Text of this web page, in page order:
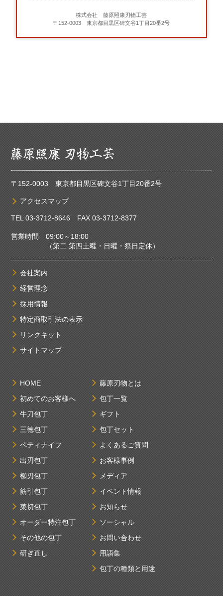
株式会社 藤原照康刃物工芸
〒152-0003 東京都目黒区碑文谷1丁目20番2号
〒152-0003 東京都目黒区碑文谷1丁目20番2号
アクセスマップ
TEL03-3712-8646FAX 03-3712-8377
営業時間 09:00～18:00
（第二 第四土曜・日曜・祭日定休）
会社案内
経営理念
採用情報
特定商取引法の表示
リンクキット
サイトマップ
HOME
初めてのお客様へ
牛刀包丁
三徳包丁
ペティナイフ
出刃包丁
柳刃包丁
筋引包丁
菜切包丁
オーダー特注包丁
その他の包丁
研ぎ直し
藤原刃物とは
包丁一覧
ギフト
包丁セット
よくあるご質問
お客様事例
メディア
イベント情報
お知らせ
ソーシャル
お問い合わせ
用語集
包丁の種類と用途